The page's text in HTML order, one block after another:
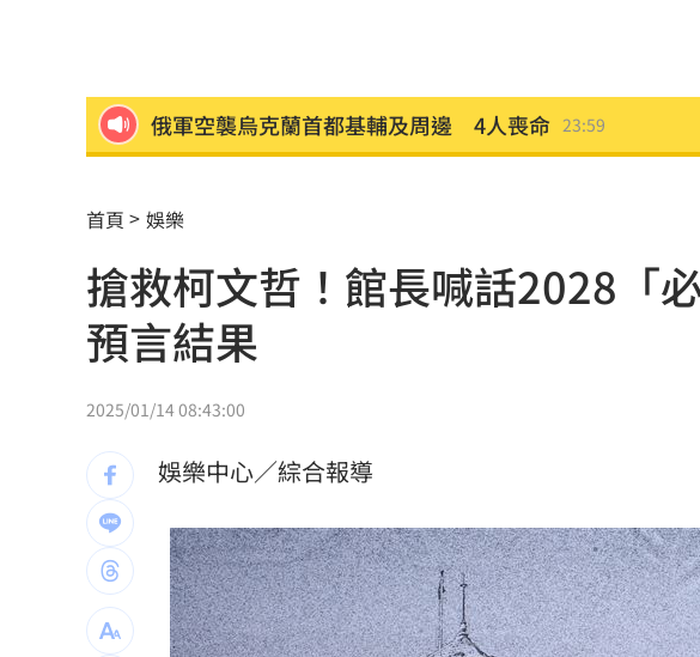
俄軍空襲烏克蘭首都基輔及周邊 4人喪命 23:59
米蘭達離婚奧蘭多布魯13年！罕談前夫互動
美制裁杜拜加密幣交所！控助伊朗革命衛隊 23:37
美就業數據爆冷 這信號Fed升息警報降溫
梅西父親病逝享壽68歲 一路陪伴兒闖足壇
5登山客2025年雪崩失蹤 尼泊爾尋獲遺體
美：東南亞詐騙園區多由中國背景組織主導 23:25
拆監獄家書見「叫別人老婆」人妻氣炸 23:22
首頁 娛樂
搶救柯文哲！館長喊話2028「
預言結果
2025/01/14 08:43:00
娛樂中心／綜合報導